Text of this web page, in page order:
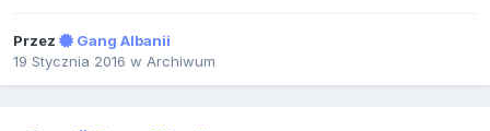
Przez
Gang Albanii
19 Stycznia 2016 w Archiwum